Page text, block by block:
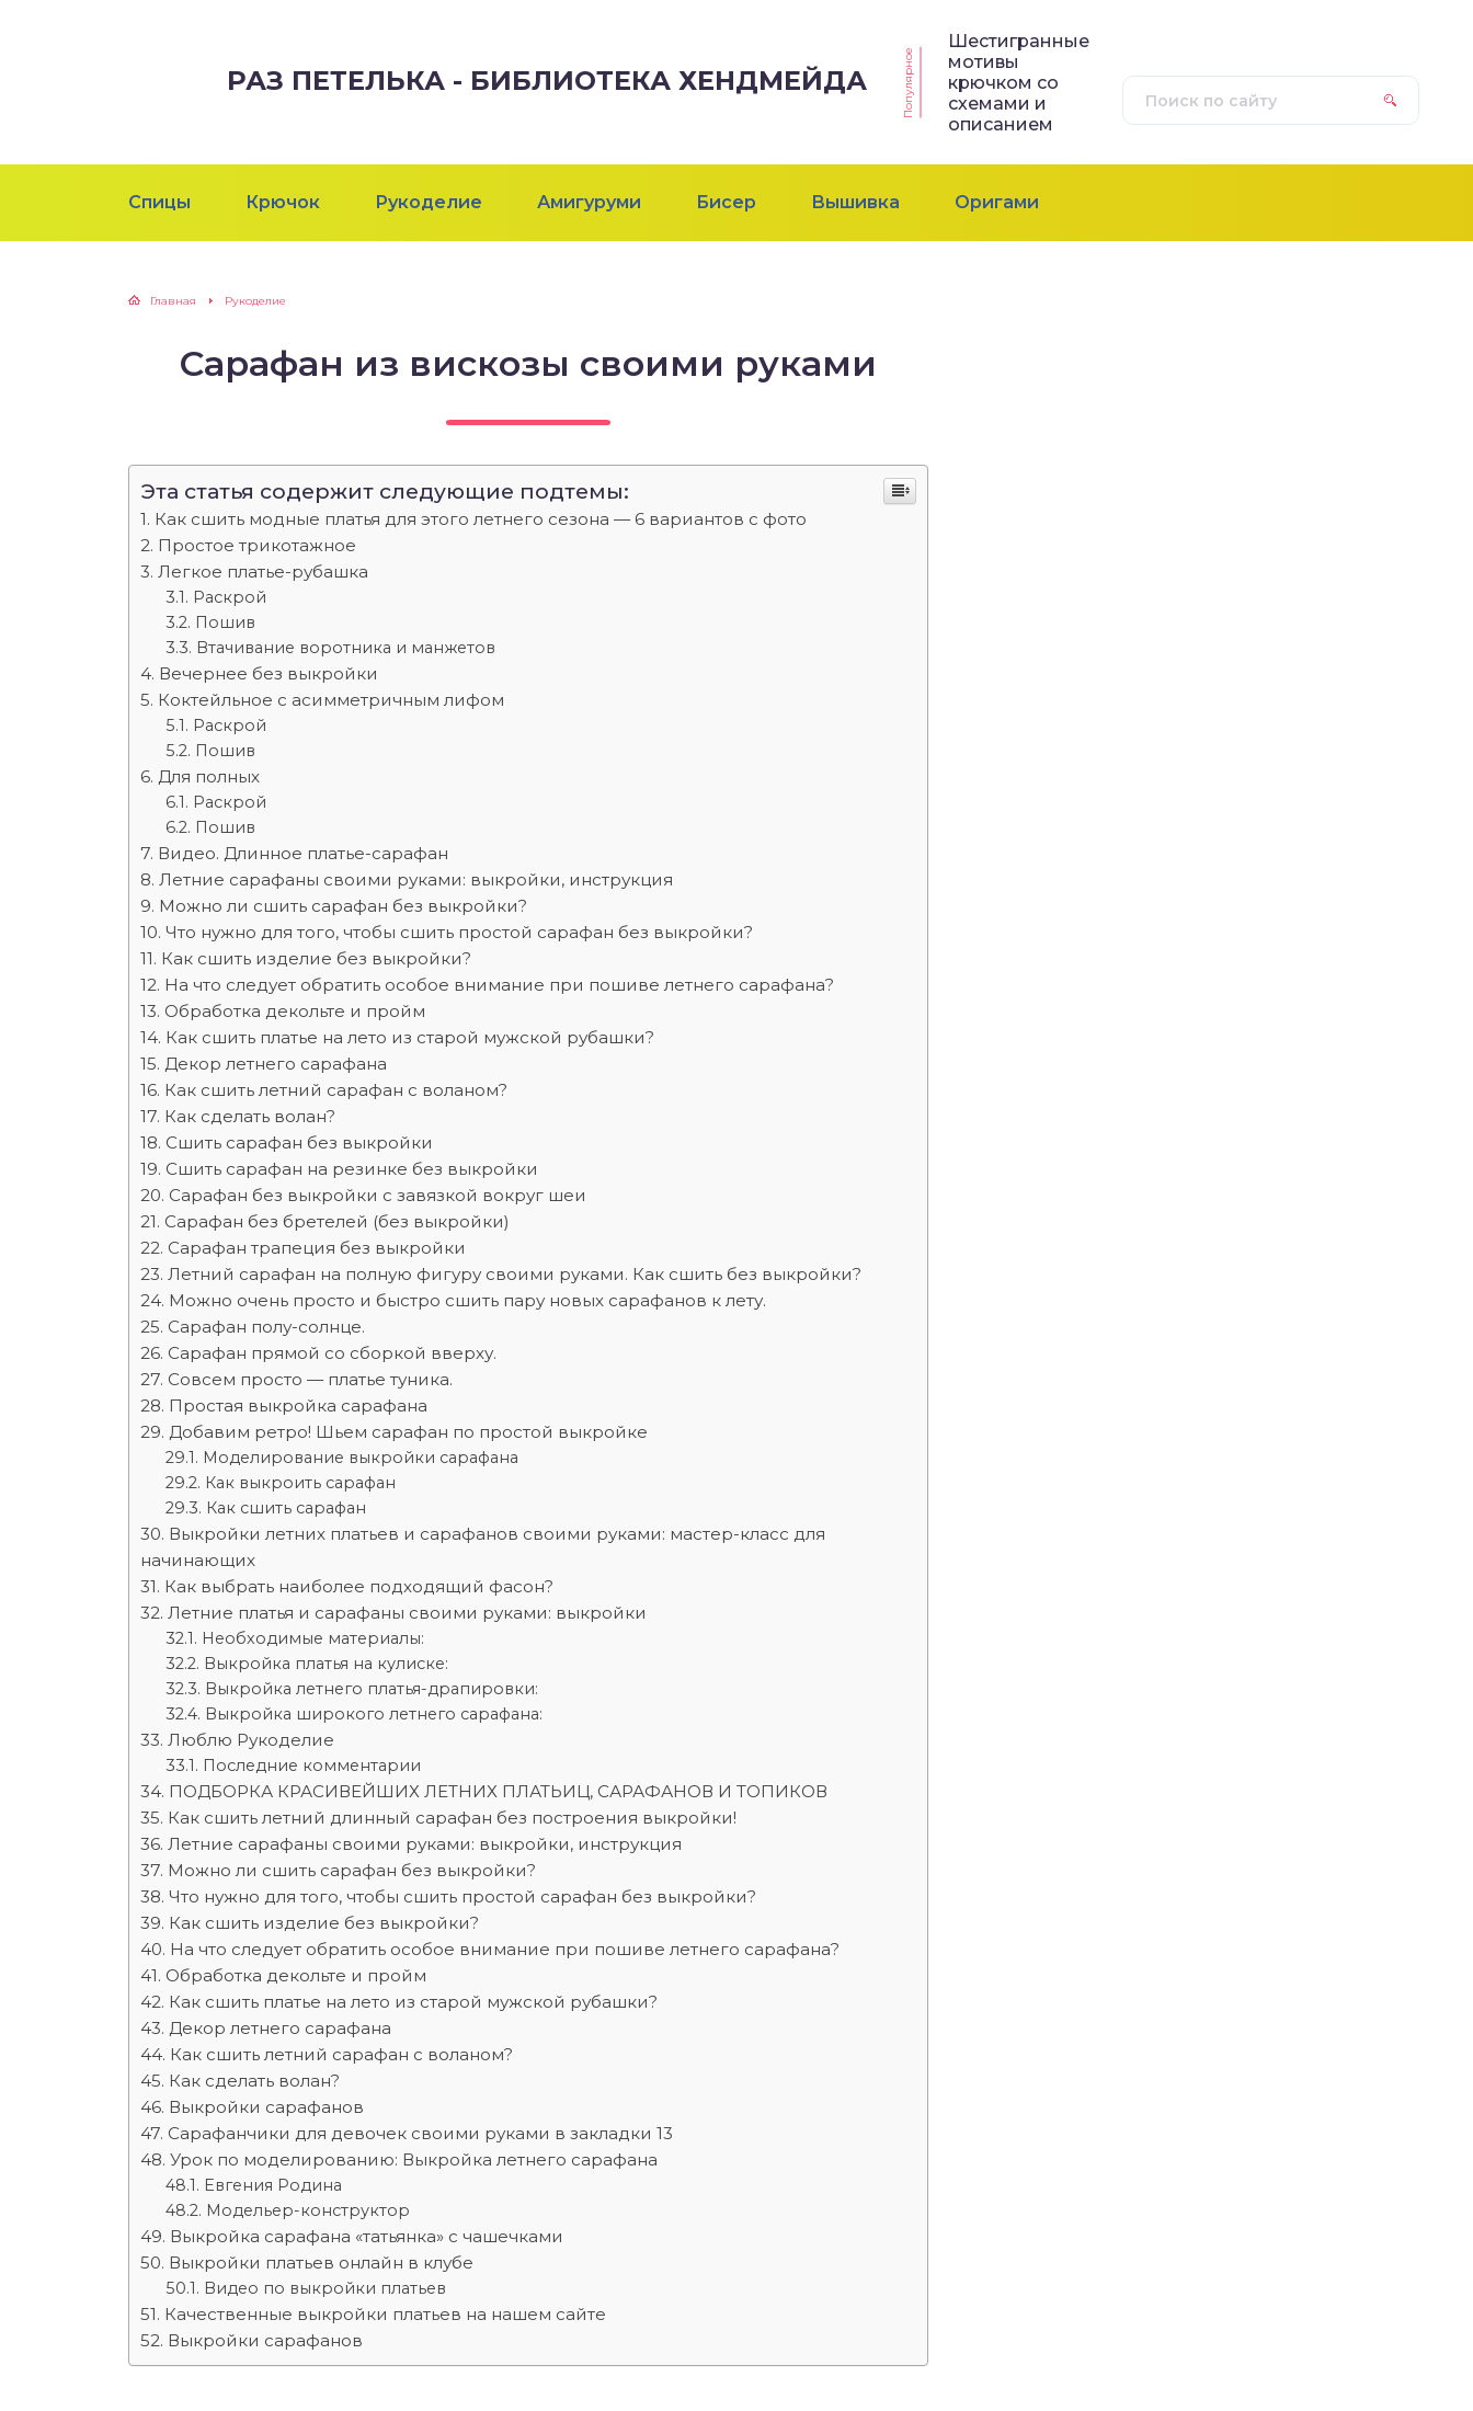
РАЗ ПЕТЕЛЬКА - БИБЛИОТЕКА ХЕНДМЕЙДА Популярное
Шестигранные
мотивы
крючком со
схемами и
описанием
Спицы Крючок Рукоделие Амигуруми Бисер Вышивка Оригами
Главная Рукоделие
Сарафан из вискозы своими руками
Эта статья содержит следующие подтемы:
Как сшить модные платья для этого летнего сезона — 6 вариантов с фото
Простое трикотажное
Легкое платье-рубашка
Раскрой
Пошив
Втачивание воротника и манжетов
Вечернее без выкройки
Коктейльное с асимметричным лифом
Раскрой
Пошив
Для полных
Раскрой
Пошив
Видео. Длинное платье-сарафан
Летние сарафаны своими руками: выкройки, инструкция
Можно ли сшить сарафан без выкройки?
Что нужно для того, чтобы сшить простой сарафан без выкройки?
Как сшить изделие без выкройки?
На что следует обратить особое внимание при пошиве летнего сарафана?
Обработка декольте и пройм
Как сшить платье на лето из старой мужской рубашки?
Декор летнего сарафана
Как сшить летний сарафан с воланом?
Как сделать волан?
Сшить сарафан без выкройки
Сшить сарафан на резинке без выкройки
Сарафан без выкройки с завязкой вокруг шеи
Сарафан без бретелей (без выкройки)
Сарафан трапеция без выкройки
Летний сарафан на полную фигуру своими руками. Как сшить без выкройки?
Можно очень просто и быстро сшить пару новых сарафанов к лету.
Сарафан полу-солнце.
Сарафан прямой со сборкой вверху.
Совсем просто — платье туника.
Простая выкройка сарафана
Добавим ретро! Шьем сарафан по простой выкройке
Моделирование выкройки сарафана
Как выкроить сарафан
Как сшить сарафан
Выкройки летних платьев и сарафанов своими руками: мастер-класс для
начинающих
Как выбрать наиболее подходящий фасон?
Летние платья и сарафаны своими руками: выкройки
Необходимые материалы:
Выкройка платья на кулиске:
Выкройка летнего платья-драпировки:
Выкройка широкого летнего сарафана:
Люблю Рукоделие
Последние комментарии
ПОДБОРКА КРАСИВЕЙШИХ ЛЕТНИХ ПЛАТЬИЦ, САРАФАНОВ И ТОПИКОВ
Как сшить летний длинный сарафан без построения выкройки!
Летние сарафаны своими руками: выкройки, инструкция
Можно ли сшить сарафан без выкройки?
Что нужно для того, чтобы сшить простой сарафан без выкройки?
Как сшить изделие без выкройки?
На что следует обратить особое внимание при пошиве летнего сарафана?
Обработка декольте и пройм
Как сшить платье на лето из старой мужской рубашки?
Декор летнего сарафана
Как сшить летний сарафан с воланом?
Как сделать волан?
Выкройки сарафанов
Сарафанчики для девочек своими руками в закладки 13
Урок по моделированию: Выкройка летнего сарафана
Евгения Родина
Модельер-конструктор
Выкройка сарафана «татьянка» с чашечками
Выкройки платьев онлайн в клубе
Видео по выкройки платьев
Качественные выкройки платьев на нашем сайте
Выкройки сарафанов